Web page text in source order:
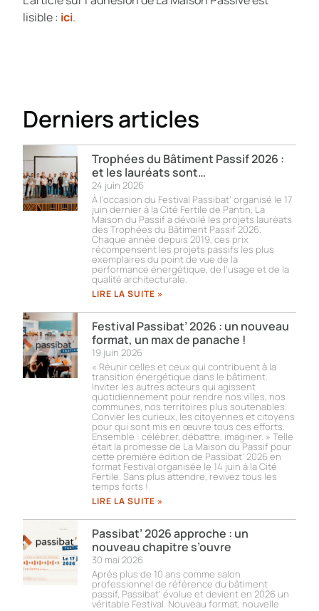
lisible : ici.
Derniers articles
Trophées du Bâtiment Passif 2026 :
et les lauréats sont…
24 juin 2026
À l’occasion du Festival Passibat’ organisé le 17
juin dernier à la Cité Fertile de Pantin, La
Maison du Passif a dévoilé les projets lauréats
des Trophées du Bâtiment Passif 2026.
Chaque année depuis 2019, ces prix
récompensent les projets passifs les plus
exemplaires du point de vue de la
performance énergétique, de l’usage et de la
qualité architecturale.
LIRE LA SUITE »
Festival Passibat’ 2026 : un nouveau
format, un max de panache !
19 juin 2026
« Réunir celles et ceux qui contribuent à la
transition énergétique dans le bâtiment.
Inviter les autres acteurs qui agissent
quotidiennement pour rendre nos villes, nos
communes, nos territoires plus soutenables.
Convier les curieux, les citoyennes et citoyens
pour qui sont mis en œuvre tous ces efforts.
Ensemble : célébrer, débattre, imaginer. » Telle
était la promesse de La Maison du Passif pour
cette première édition de Passibat’ 2026 en
format Festival organisée le 14 juin à la Cité
Fertile. Sans plus attendre, revivez tous les
temps forts !​
LIRE LA SUITE »
Passibat’ 2026 approche : un
nouveau chapitre s’ouvre
30 mai 2026
Après plus de 10 ans comme salon
professionnel de référence du bâtiment
passif, Passibat’ évolue et devient en 2026 un
véritable Festival. Nouveau format, nouvelle